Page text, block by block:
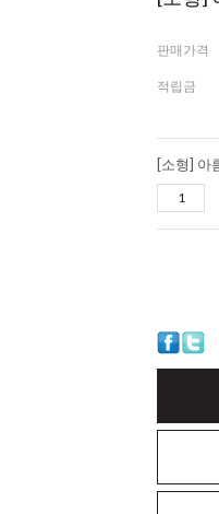
판매가격
적립금
[소형] 아